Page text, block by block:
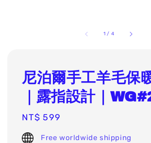
1 / 4
尼泊爾手工羊毛保
｜露指設計｜
Regular
price
NT$ 599
Free worldwide shipping